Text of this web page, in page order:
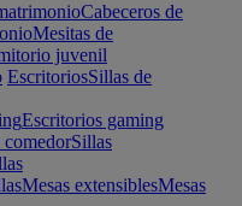
Cabeceros de
Mesitas de
juvenil
EscritoriosSillas de
Escritorios gaming
comedorSillas
Mesas extensiblesMesas